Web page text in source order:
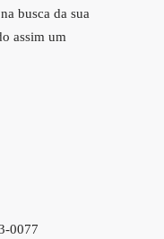
busca da sua
assim um
0077